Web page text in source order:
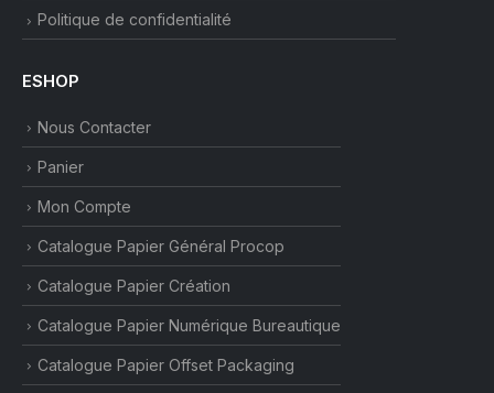
Politique de confidentialité
ESHOP
Nous Contacter
Panier
Mon Compte
Catalogue Papier Général Procop
Catalogue Papier Création
Catalogue Papier Numérique Bureautique
Catalogue Papier Offset Packaging